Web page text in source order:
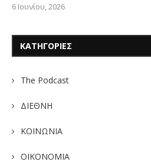
6 Ιουνίου, 2026
ΚΑΤΗΓΟΡΙΕΣ
The Podcast
ΔΙΕΘΝΗ
ΚΟΙΝΩΝΙΑ
ΟΙΚΟΝΟΜΙΑ